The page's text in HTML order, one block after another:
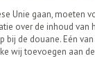
Unie gaan, moeten
over de inhoud van
de douane. Eén
wij toevoegen aan